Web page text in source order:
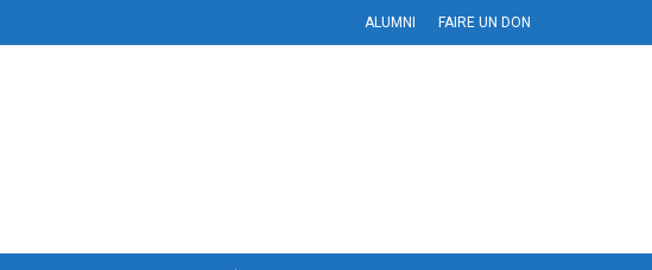
ALUMNI FAIRE UN DON